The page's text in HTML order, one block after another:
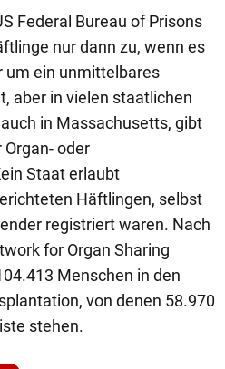
Federal Bureau of Prisons
nur dann zu, wenn es
um ein unmittelbares
aber in vielen staatlichen
in Massachusetts, gibt
oder
Staat erlaubt
Häftlingen, selbst
registriert waren. Nach
for Organ Sharing
Menschen in den
von denen 58.970
stehen.